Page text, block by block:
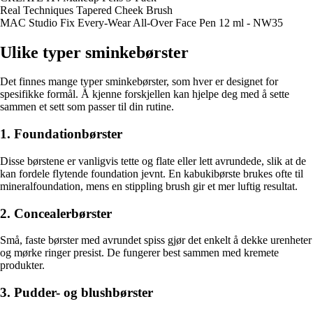
Real Techniques Tapered Cheek Brush
MAC Studio Fix Every-Wear All-Over Face Pen 12 ml - NW35
Ulike typer sminkebørster
Det finnes mange typer sminkebørster, som hver er designet for
spesifikke formål. Å kjenne forskjellen kan hjelpe deg med å sette
sammen et sett som passer til din rutine.
1. Foundationbørster
Disse børstene er vanligvis tette og flate eller lett avrundede, slik at de
kan fordele flytende foundation jevnt. En kabukibørste brukes ofte til
mineralfoundation, mens en stippling brush gir et mer luftig resultat.
2. Concealerbørster
Små, faste børster med avrundet spiss gjør det enkelt å dekke urenheter
og mørke ringer presist. De fungerer best sammen med kremete
produkter.
3. Pudder- og blushbørster